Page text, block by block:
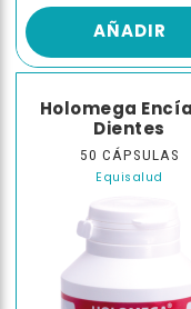
AÑADIR
Holomega
Dientes
50 CÁPSULAS
Equisalud